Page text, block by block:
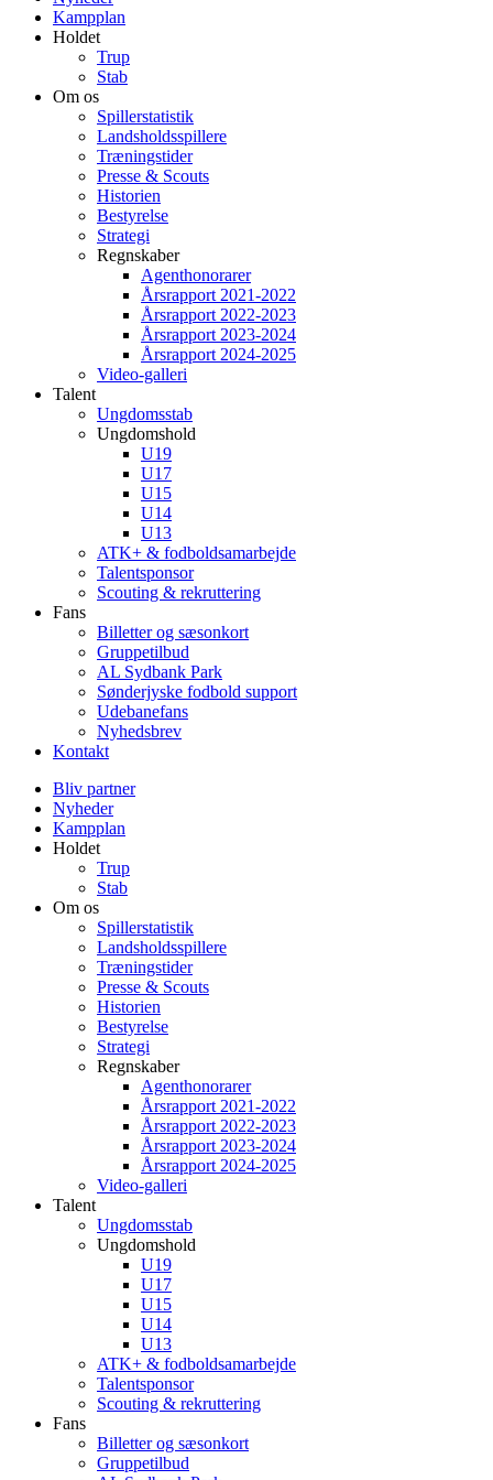
Kampplan
Holdet
Trup
Stab
Om os
Spillerstatistik
Landsholdsspillere
Træningstider
Presse & Scouts
Historien
Bestyrelse
Strategi
Regnskaber
Agenthonorarer
Årsrapport 2021-2022
Årsrapport 2022-2023
Årsrapport 2023-2024
Årsrapport 2024-2025
Video-galleri
Talent
Ungdomsstab
Ungdomshold
U19
U17
U15
U14
U13
ATK+ & fodboldsamarbejde
Talentsponsor
Scouting & rekruttering
Fans
Billetter og sæsonkort
Gruppetilbud
AL Sydbank Park
Sønderjyske fodbold support
Udebanefans
Nyhedsbrev
Kontakt
Bliv partner
Nyheder
Kampplan
Holdet
Trup
Stab
Om os
Spillerstatistik
Landsholdsspillere
Træningstider
Presse & Scouts
Historien
Bestyrelse
Strategi
Regnskaber
Agenthonorarer
Årsrapport 2021-2022
Årsrapport 2022-2023
Årsrapport 2023-2024
Årsrapport 2024-2025
Video-galleri
Talent
Ungdomsstab
Ungdomshold
U19
U17
U15
U14
U13
ATK+ & fodboldsamarbejde
Talentsponsor
Scouting & rekruttering
Fans
Billetter og sæsonkort
Gruppetilbud